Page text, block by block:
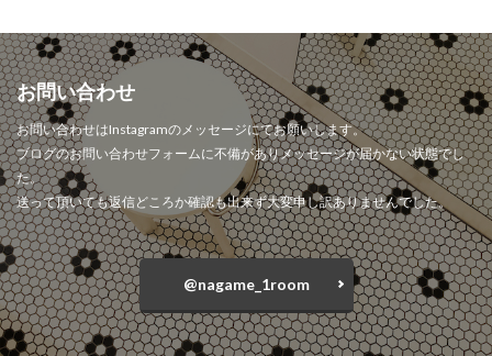
お問い合わせ
お問い合わせはInstagramのメッセージにてお願いします。
ブログのお問い合わせフォームに不備がありメッセージが届かない状態でし
た。
送って頂いても返信どころか確認も出来ず大変申し訳ありませんでした。
@nagame_1room